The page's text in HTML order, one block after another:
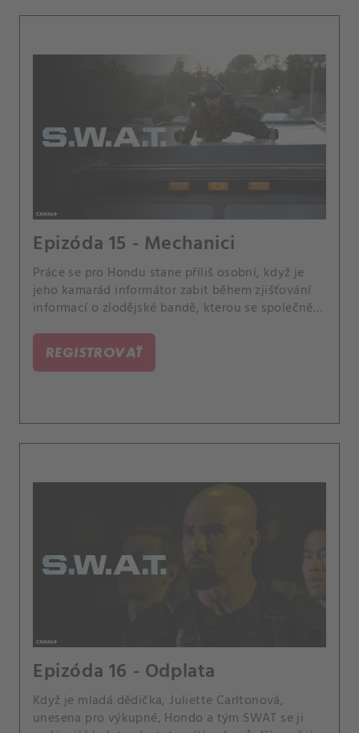
Epizóda 15 - Mechanici
Práce se pro Hondu stane příliš osobní, když je
jeho kamarád informátor zabit během zjišťování
informací o zlodějské bandě, kterou se společně
úderné jednotky FBI začne chovat chaoticky,
Jessica se bojí, že její chování ohrozí tým.
REGISTROVAŤ
Epizóda 16 - Odplata
Když je mladá dědička, Juliette Carltonová,
unesena pro výkupné, Hondo a tým SWAT se ji